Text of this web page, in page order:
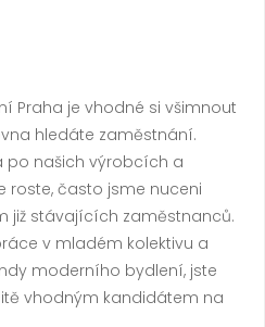
Praha je vhodné si všimnout
hledáte zaměstnání.
po našich výrobcích a
roste, často jsme nuceni
již stávajících zaměstnanců.
v mladém kolektivu a
moderního bydlení, jste
vhodným kandidátem na